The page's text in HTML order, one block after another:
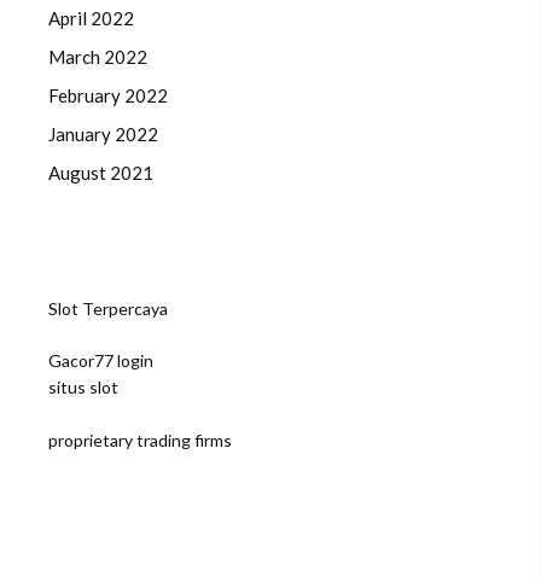
April 2022
March 2022
February 2022
January 2022
August 2021
Slot Terpercaya
Gacor77 login
situs slot
proprietary trading firms